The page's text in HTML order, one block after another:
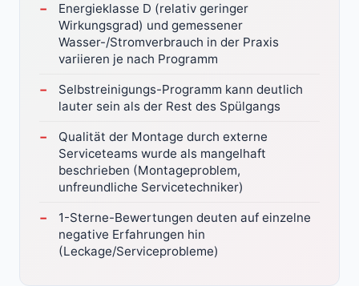
Energieklasse D (relativ geringer
Wirkungsgrad) und gemessener
Wasser-/Stromverbrauch in der Praxis
variieren je nach Programm
Selbstreinigungs-Programm kann deutlich
lauter sein als der Rest des Spülgangs
Qualität der Montage durch externe
Serviceteams wurde als mangelhaft
beschrieben (Montageproblem,
unfreundliche Servicetechniker)
1-Sterne-Bewertungen deuten auf einzelne
negative Erfahrungen hin
(Leckage/Serviceprobleme)